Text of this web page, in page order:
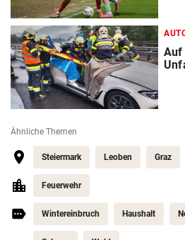
Auf
Ähnliche Themen
Steiermark Leoben Graz
Feuerwehr
Wintereinbruch Haushalt